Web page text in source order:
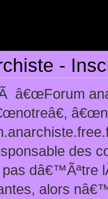
-
â€œForum
des
dâ€™Ãªtre
alors